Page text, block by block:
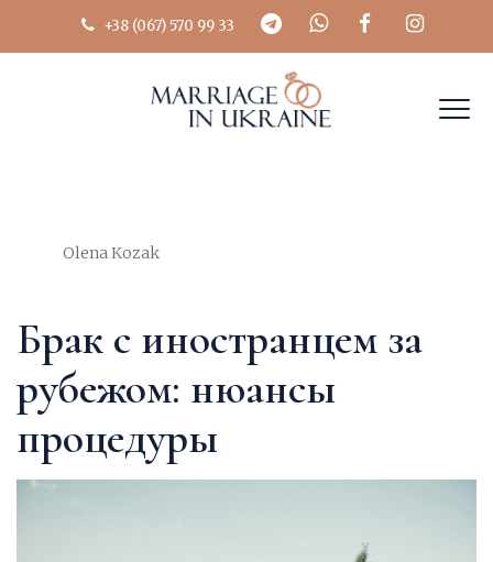
+38 (067) 570 99 33
Author
Olena Kozak
Брак с иностранцем за
рубежом: нюансы
процедуры